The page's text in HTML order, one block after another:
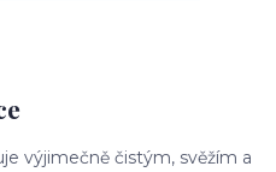
výjimečně čistým, svěžím a